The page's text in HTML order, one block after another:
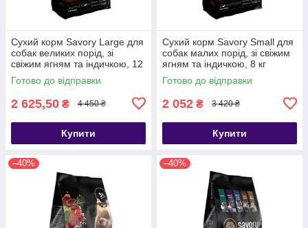
Сухий корм Savory Large для
собак великих порід, зі
свіжим ягням та індичкою, 12
кг
Готово до відправки
2 625,50 ₴ 4 450 ₴
Купити
Сухий корм Savory Small для
собак малих порід, зі свіжим
ягням та індичкою, 8 кг
Готово до відправки
2 052 ₴ 3 420 ₴
Купити
–40% –40%